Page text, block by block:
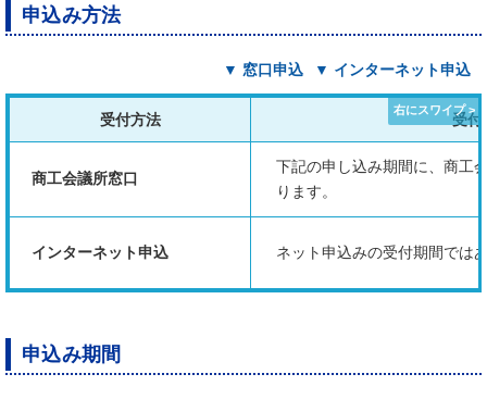
申込み方法
▼ 窓口申込 ▼ インターネット申込
受付方法 受付
商工会議所窓口
下記の申し込み期間に、商工
ります。
インターネット申込 ネット申込みの受付期間では
申込み期間